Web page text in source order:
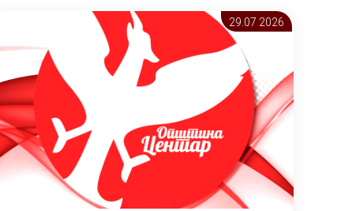
29.07 2026